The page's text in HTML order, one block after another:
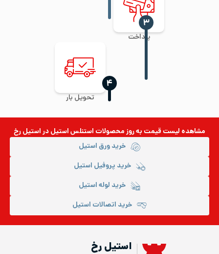
پرداخت
‍۳
تحویل بار
‍۴
مشاهده لیست قیمت به روزمحصولات استنلس استیلدر استیل رخ
خرید ورق استیل
خرید پروفیل استیل
خرید لوله استیل
خرید اتصالات استیل
استیل رخ